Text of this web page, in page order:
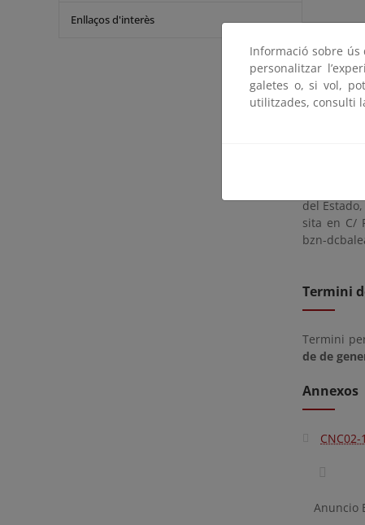
Enllaços d'interès
CNC02/
La
durante
partir del
del
sita en C/
bzn-
Termini
Termini
de de
Annexos
Anuncio
Informació sobre
personalitzar
galetes o, si vol,
utilitzades, consulti